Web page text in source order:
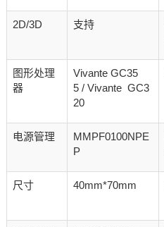
2D/3D 支持
图形处理
器
Vivante GC35
5 / Vivante GC3
20
电源管理
MMPF0100NPE
P
尺寸 40mm*70mm